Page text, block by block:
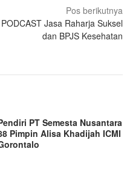
Pos berikutnya
PODCAST Jasa Raharja Suksel
dan BPJS Kesehatan
PT Semesta Nusantara
Pimpin Alisa Khadijah ICMI